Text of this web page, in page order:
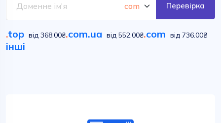
Перевірка
.top від 368.00₴.com.ua від 552.00₴.com від 736.00₴
інші